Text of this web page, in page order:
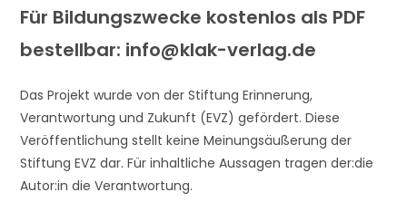
Für Bildungszwecke kostenlos als PDF
bestellbar: info@klak-verlag.de
Das Projekt wurde von der Stiftung Erinnerung,
Verantwortung und Zukunft (EVZ) gefördert. Diese
Veröffentlichung stellt keine Meinungsäußerung der
Stiftung EVZ dar. Für inhaltliche Aussagen tragen der:die
Autor:in die Verantwortung.